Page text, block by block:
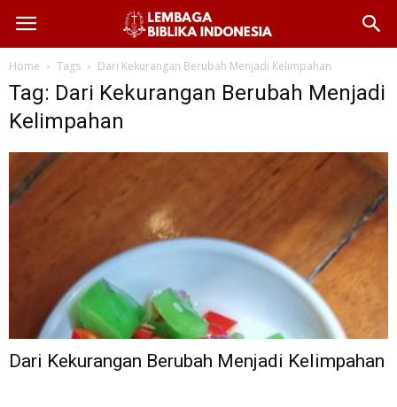
Home Tags Dari Kekurangan Berubah Menjadi Kelimpahan
Tag: Dari Kekurangan Berubah Menjadi
Kelimpahan
Dari Kekurangan Berubah Menjadi Kelimpahan